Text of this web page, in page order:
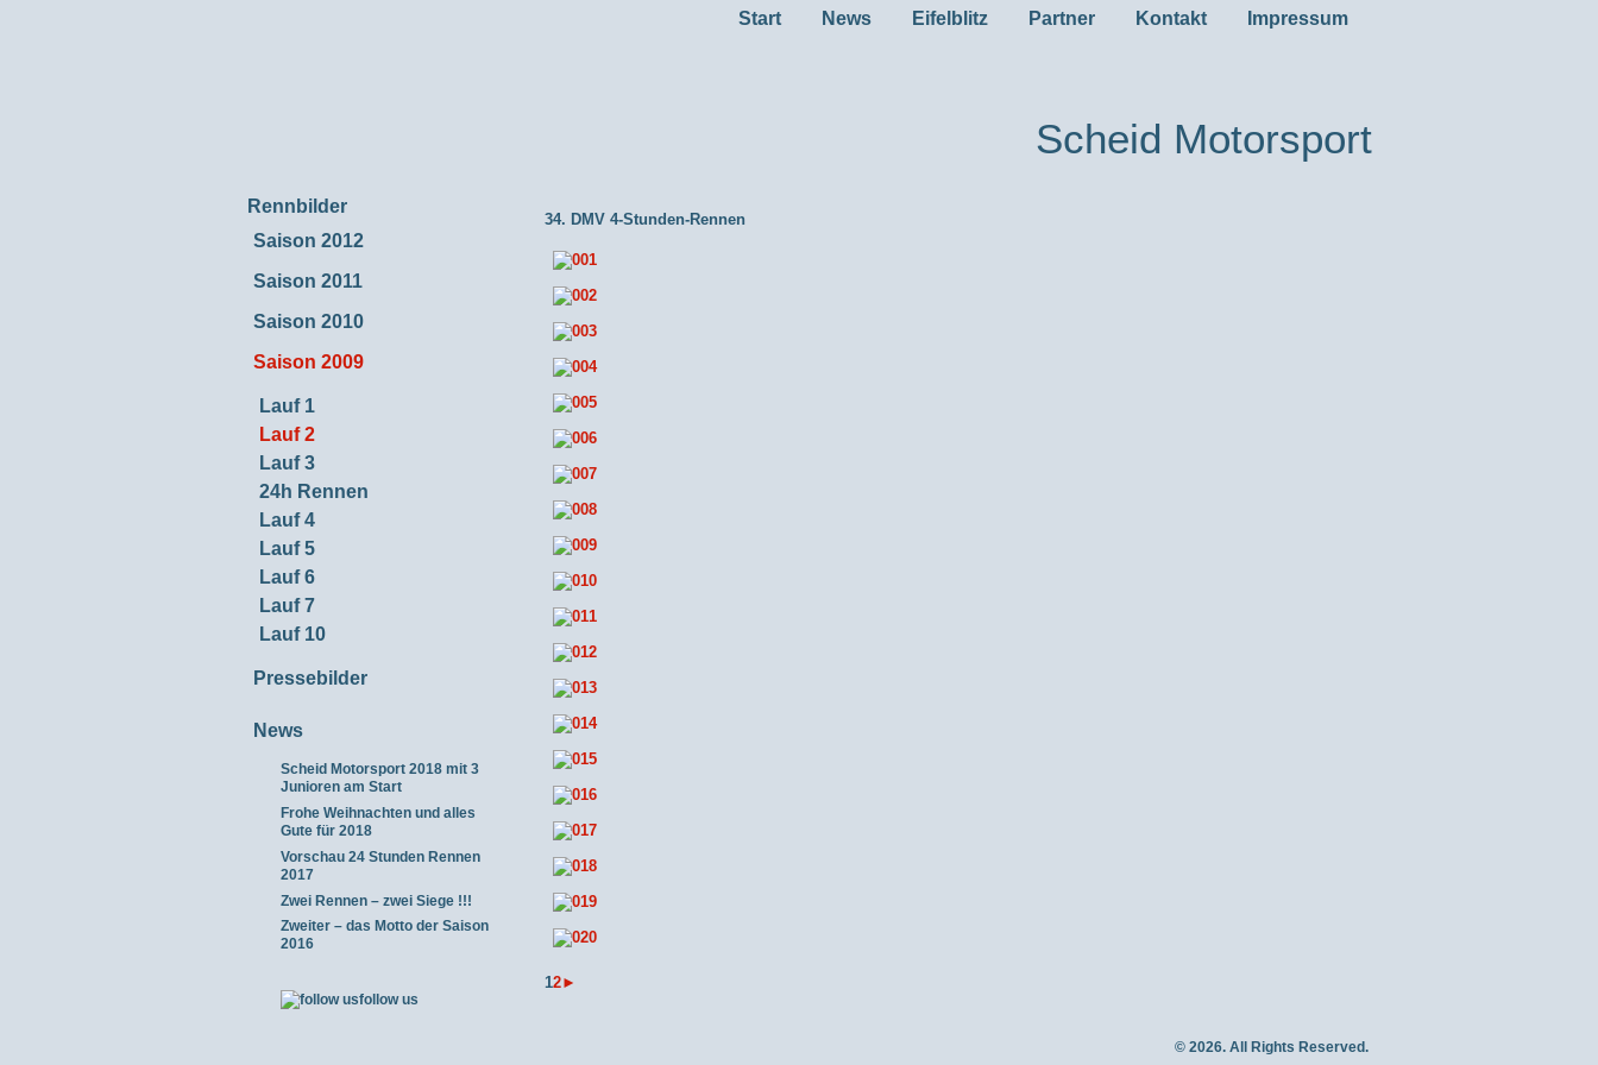
Start News Eifelblitz Partner Kontakt Impressum
Scheid Motorsport
Rennbilder
Saison 2012
Saison 2011
Saison 2010
Saison 2009
Lauf 1
Lauf 2
Lauf 3
24h Rennen
Lauf 4
Lauf 5
Lauf 6
Lauf 7
Lauf 10
Pressebilder
News
Scheid Motorsport 2018 mit 3
Junioren am Start
Frohe Weihnachten und alles
Gute für 2018
Vorschau 24 Stunden Rennen
2017
Zwei Rennen – zwei Siege !!!
Zweiter – das Motto der Saison
2016
follow us
34. DMV 4-Stunden-Rennen
12►
© 2026. All Rights Reserved.